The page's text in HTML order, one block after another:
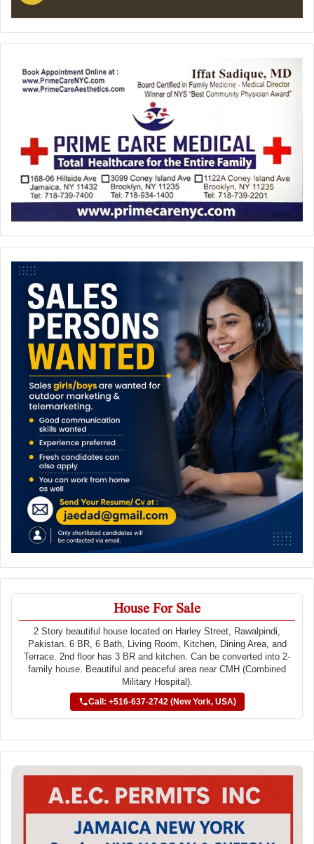
House For Sale
2 Story beautiful house located on Harley Street, Rawalpindi,
Pakistan. 6 BR, 6 Bath, Living Room, Kitchen, Dining Area, and
Terrace. 2nd floor has 3 BR and kitchen. Can be converted into 2-
family house. Beautiful and peaceful area near CMH (Combined
Military Hospital).
Call: +516-637-2742 (New York, USA)